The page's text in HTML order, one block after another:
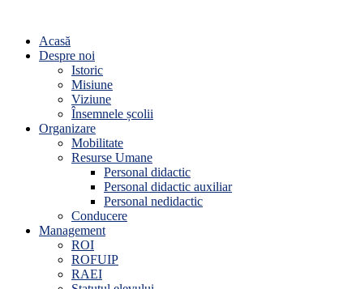
Acasă
Despre noi
Istoric
Misiune
Viziune
Însemnele școlii
Organizare
Mobilitate
Resurse Umane
Personal didactic
Personal didactic auxiliar
Personal nedidactic
Conducere
Management
ROI
ROFUIP
RAEI